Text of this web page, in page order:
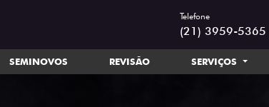
Telefone
(21) 3959-5365
SEMINOVOS REVISÃO SERVIÇOS